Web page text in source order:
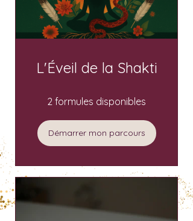
L'Éveil de la Shakti
2 formules disponibles
Démarrer mon parcours